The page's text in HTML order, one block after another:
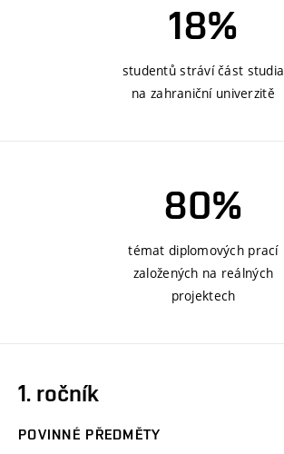
18%
studentů stráví část studia
na zahraniční univerzitě
80%
témat diplomových prací
založených na reálných
projektech
1. ročník
POVINNÉ PŘEDMĚTY